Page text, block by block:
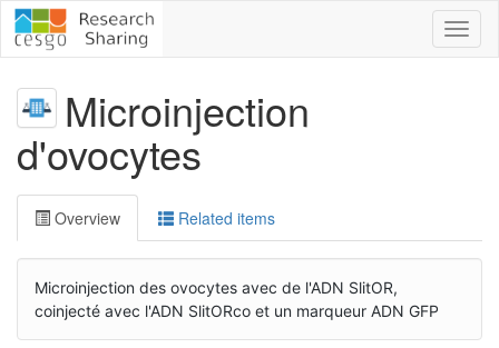
Microinjection
d'ovocytes
Overview Related items
Microinjection des ovocytes avec de l'ADN SlitOR,
coinjecté avec l'ADN SlitORco et un marqueur ADN GFP